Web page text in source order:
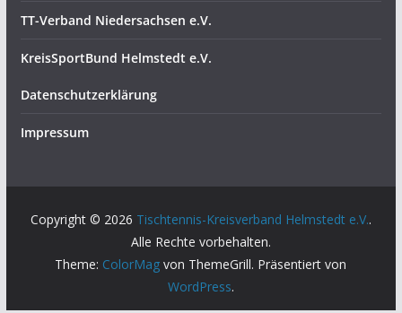
TT-Verband Niedersachsen e.V.
KreisSportBund Helmstedt e.V.
Datenschutzerklärung
Impressum
Copyright © 2026 Tischtennis-Kreisverband Helmstedt e.V..
Alle Rechte vorbehalten.
Theme: ColorMag von ThemeGrill. Präsentiert von
WordPress.